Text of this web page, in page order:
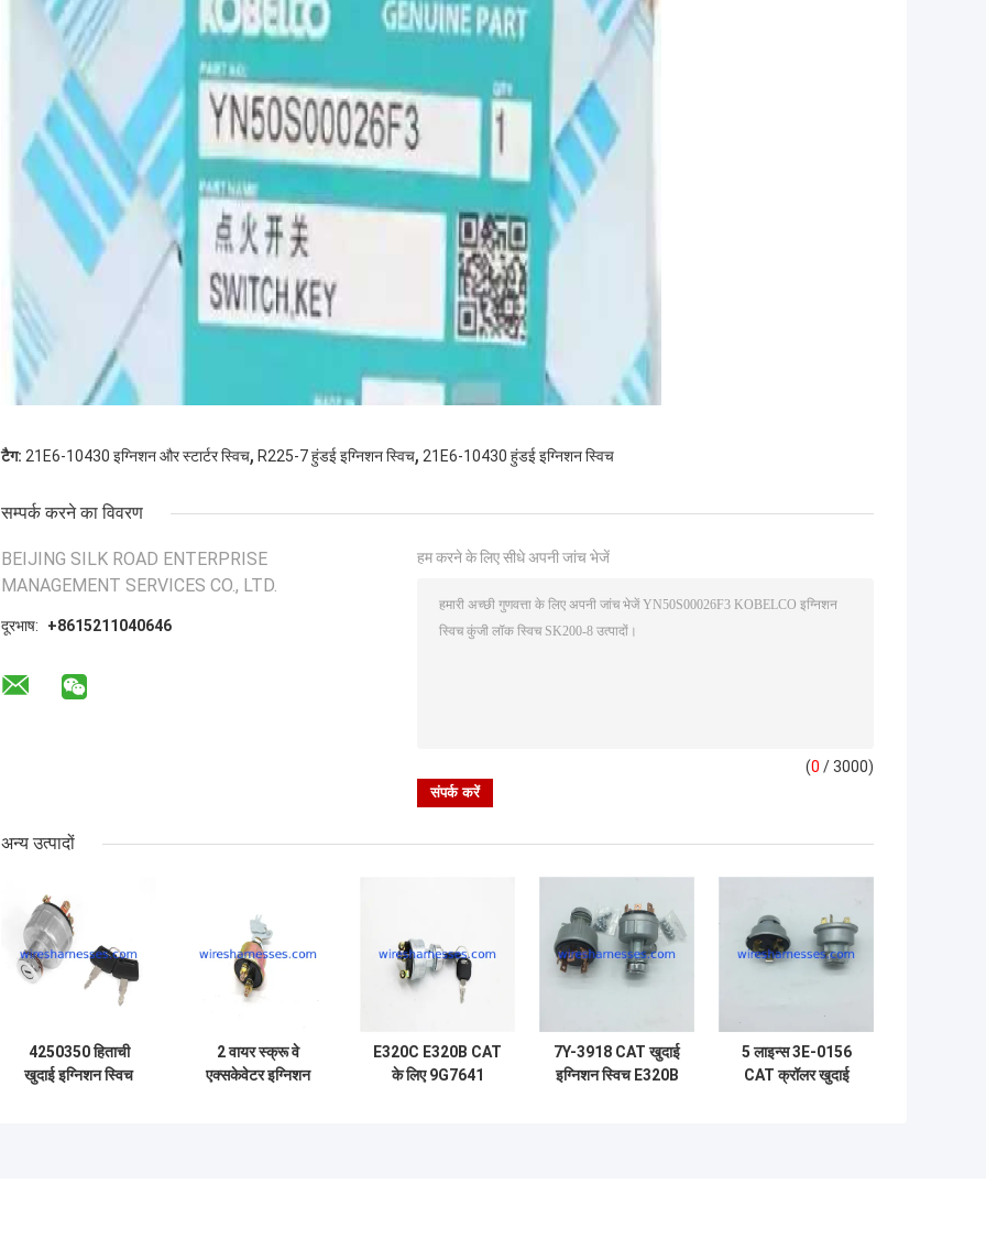
टैग: 21E6-10430 इग्निशन और स्टार्टर स्विच, R225-7 हुंडई इग्निशन स्विच, 21E6-10430 हुंडई इग्निशन स्विच
सम्पर्क करने का विवरण
BEIJING SILK ROAD ENTERPRISE
MANAGEMENT SERVICES CO., LTD.
दूरभाष: +8615211040646
हम करने के लिए सीधे अपनी जांच भेजें
(0 / 3000)
अन्य उत्पादों
4250350 हिताची
खुदाई इग्निशन स्विच
2 वायर स्क्रू वे
एक्सकेवेटर इग्निशन
E320C E320B CAT
के लिए 9G7641
7Y-3918 CAT खुदाई
इग्निशन स्विच E320B
5 लाइन्स 3E-0156
CAT क्रॉलर खुदाई